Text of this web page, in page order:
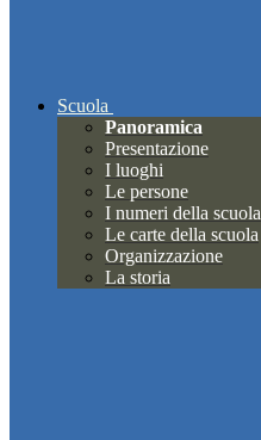
Scuola
Panoramica
Presentazione
I luoghi
Le persone
I numeri della scuola
Le carte della scuola
Organizzazione
La storia